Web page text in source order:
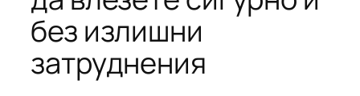
без излишни
затруднения